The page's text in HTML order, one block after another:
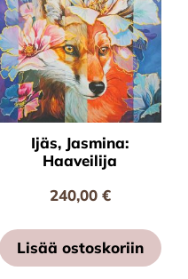
Ijäs, Jasmina:
Haaveilija
240,00 €
Lisää ostoskoriin